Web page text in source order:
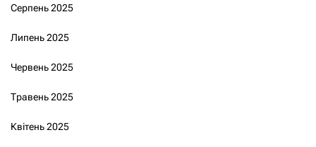
Серпень 2025
Липень 2025
Червень 2025
Травень 2025
Квітень 2025